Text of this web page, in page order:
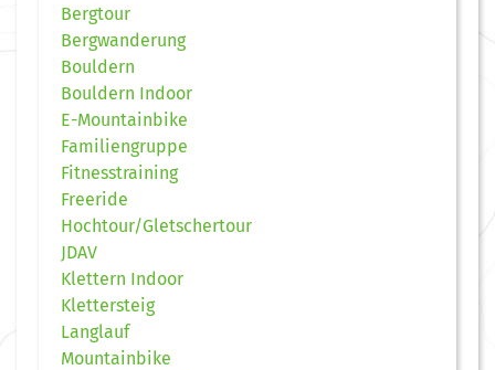
Bergtour
Bergwanderung
Bouldern
Bouldern Indoor
E-Mountainbike
Familiengruppe
Fitnesstraining
Freeride
Hochtour/Gletschertour
JDAV
Klettern Indoor
Klettersteig
Langlauf
Mountainbike